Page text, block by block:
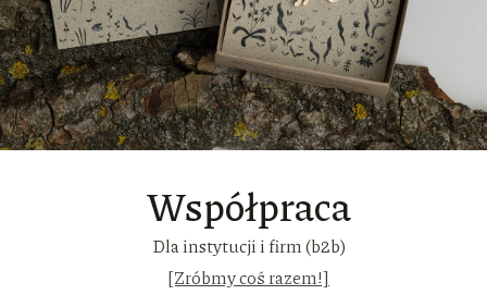
Współpraca
Dla instytucji i firm (b2b)
[Zróbmy coś razem!]